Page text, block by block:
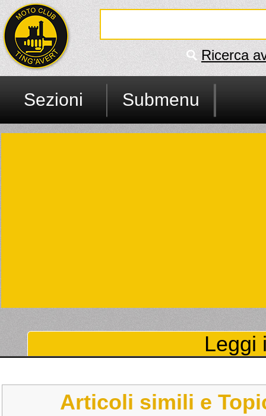
Ricerca
Sezioni Submenu
Leggi
Articoli simili e